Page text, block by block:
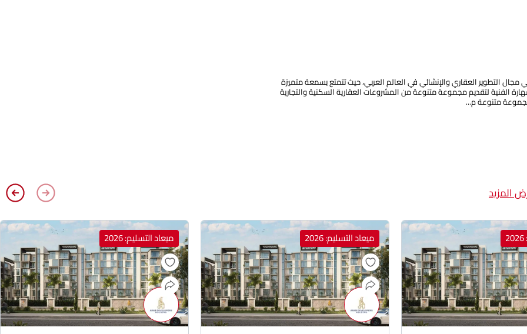
مجال التطوير العقاري والإنشائي في العالم العربي، حيث تتمتع بسمعة متميزة
الفنية لتقديم مجموعة متنوعة من المشروعات العقارية السكنية والتجارية
متنوعة م...
المزيد
ميعاد التسليم: 2026 ميعاد التسليم: 2026